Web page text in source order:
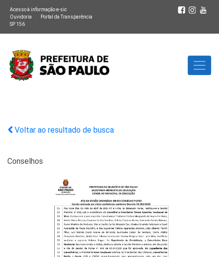
Acesso à informação e-sic
Ouvidoria
Portal da Transparência
SP 156
Voltar ao resultado de busca
Conselhos